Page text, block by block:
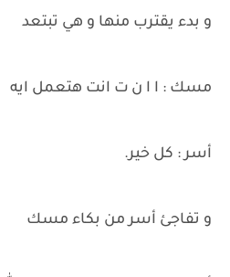
و بدء يقترب منها و هي تبتعد
مسك : ا ا ن ت انت هتعمل ايه
أسر : كل خير.
و تفاجئ أسر من بكاء مسك